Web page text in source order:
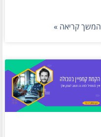
המשך קריאה »